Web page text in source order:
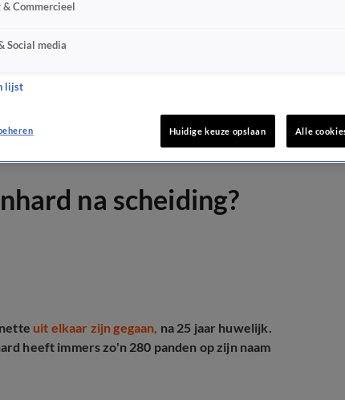
na scheiding?
uit elkaar zijn gegaan, na 25 jaar huwelijk.
heeft immers zo'n 280 panden op zijn naam
Commercieel
Social media
lijst
Huidige keuze opslaan Alle